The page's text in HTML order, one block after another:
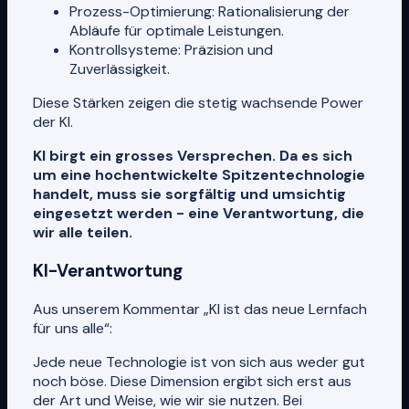
Prozess-Optimierung: Rationalisierung der
Abläufe für optimale Leistungen.
Kontrollsysteme: Präzision und
Zuverlässigkeit.
Diese Stärken zeigen die stetig wachsende Power
der KI.
KI birgt ein grosses Versprechen. Da es sich
um eine hochentwickelte Spitzentechnologie
handelt, muss sie sorgfältig und umsichtig
eingesetzt werden - eine Verantwortung, die
wir alle teilen.
KI-Verantwortung
Aus unserem Kommentar „KI ist das neue Lernfach
für uns alle“:
Jede neue Technologie ist von sich aus weder gut
noch böse. Diese Dimension ergibt sich erst aus
der Art und Weise, wie wir sie nutzen. Bei